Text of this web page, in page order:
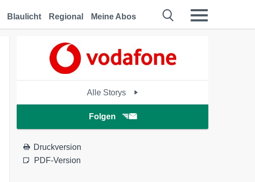
Blaulicht Regional Meine Abos
Alle Storys
Folgen
Druckversion
PDF-Version